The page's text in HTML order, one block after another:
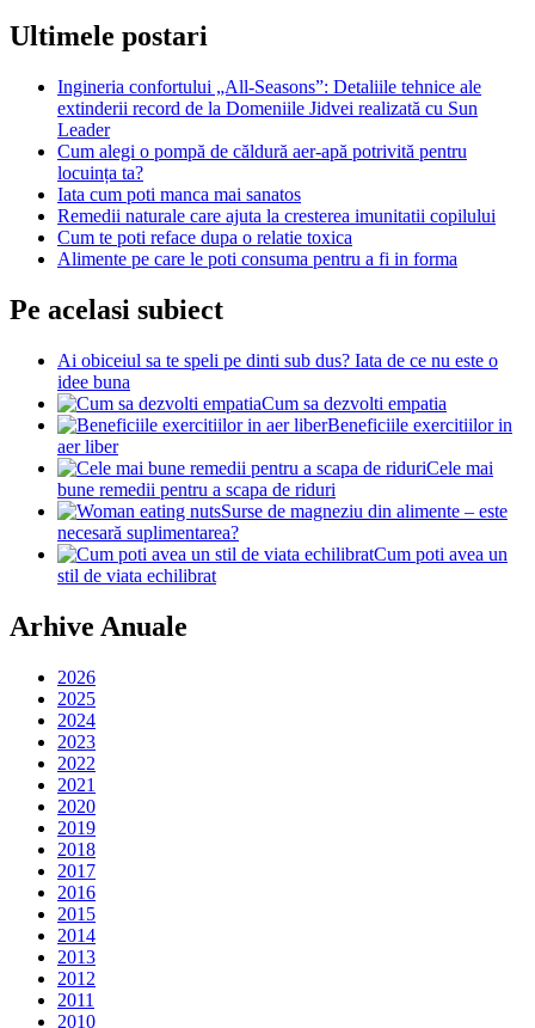
Ultimele postari
Ingineria confortului „All-Seasons”: Detaliile tehnice ale
extinderii record de la Domeniile Jidvei realizată cu Sun
Leader
Cum alegi o pompă de căldură aer-apă potrivită pentru
locuința ta?
Iata cum poti manca mai sanatos
Remedii naturale care ajuta la cresterea imunitatii copilului
Cum te poti reface dupa o relatie toxica
Alimente pe care le poti consuma pentru a fi in forma
Pe acelasi subiect
Ai obiceiul sa te speli pe dinti sub dus? Iata de ce nu este o
idee buna
Cum sa dezvolti empatia
Beneficiile exercitiilor in
aer liber
Cele mai
bune remedii pentru a scapa de riduri
Surse de magneziu din alimente – este
necesară suplimentarea?
Cum poti avea un
stil de viata echilibrat
Arhive Anuale
2026
2025
2024
2023
2022
2021
2020
2019
2018
2017
2016
2015
2014
2013
2012
2011
2010